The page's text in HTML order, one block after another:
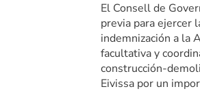
El Consell de
previa para ejercer
indemnización a la
facultativa y
construcción-
Eivissa por un